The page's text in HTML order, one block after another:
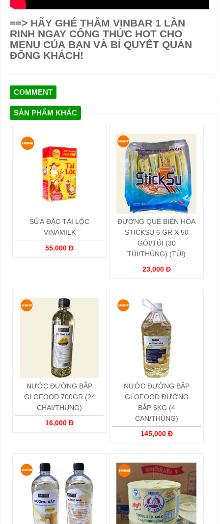
==> HÃY GHÉ THĂM VINBAR 1 LẦN
RINH NGAY CÔNG THỨC HOT CHO
MENU CỦA BẠN VÀ BÍ QUYẾT QUÁN
ĐÔNG KHÁCH!
COMMENT
SẢN PHẨM KHÁC
SỮA ĐẶC TÀI LỘC
VINAMILK
55,000 Đ
ĐƯỜNG QUE BIÊN HÒA
STICKSU 6 GR X 50
GÓI/TÚI (30
TÚI/THÙNG) (TÚI)
23,000 Đ
NƯỚC ĐƯỜNG BẮP
GLOFOOD 700GR (24
CHAI/THÙNG)
16,000 Đ
NƯỚC ĐƯỜNG BẮP
GLOFOOD ĐƯỜNG
BẮP 6KG (4
CAN/THÙNG)
145,000 Đ